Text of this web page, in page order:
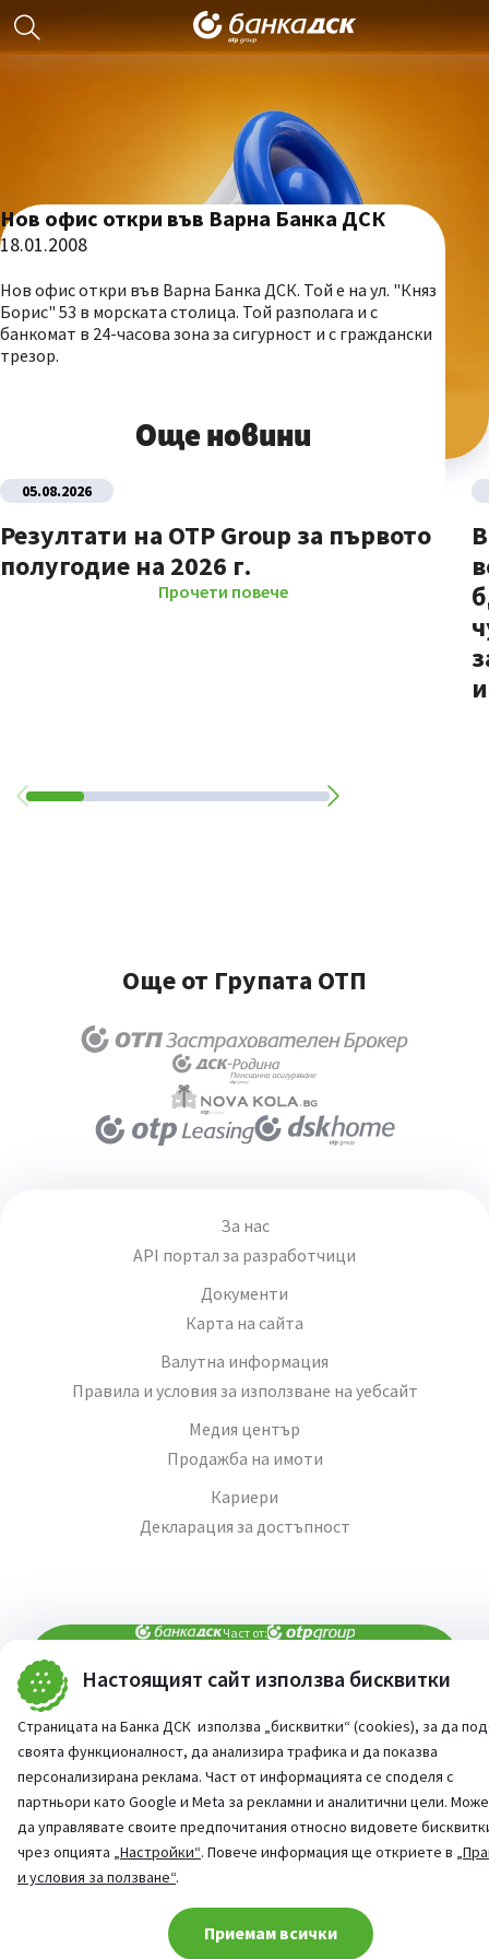
Настоящият сайт използва бисквитки
Страницата на Банка ДСК използва „бисквитки“ (cookies), за да
своята функционалност, да анализира трафика и да показва
персонализирана реклама. Част от информацията се споделя с
партньори като Google и Meta за рекламни и аналитични цели.
да управлявате своите предпочитания относно видовете
чрез опцията „Настройки“. Повече информация ще откриете в
и условия за ползване“.
Приемам всички
Нов офис откри във Варна Банка ДСК
18.01.2008
Нов офис откри във Варна Банка ДСК. Той е на ул. "Княз
Борис" 53 в морската столица. Той разполага и с
банкомат в 24-часова зона за сигурност и с граждански
трезор.
Още новини
05.08.2026
Резултати на OTP Group за първото
полугодие на 2026 г.
Прочети повече
Още от Групата ОТП
За нас
API портал за разработчици
Документи
Карта на сайта
Валутна информация
Правила и условия за използване на уебсайт
Медия център
Продажба на имоти
Кариери
Декларация за достъпност
Част от:
©2026 Всички права запазени
Сайт от:StudioX
Cookie consent change